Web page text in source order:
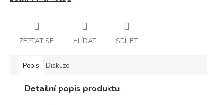
ZEPTAT SE HLÍDAT SDÍLET
Popis Diskuze
Detailní popis produktu